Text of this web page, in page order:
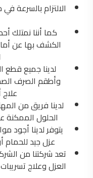
الالتزام بالسرعة
كما أننا نمتلك
الكشف بها عن
لدينا جميع قطع
وأطقم الصرف
لدينا فريق من
الحلول
يتوفر لدينا أجود
عزل جيد للحمام
تعد شركتنا من
العزل وعلاج